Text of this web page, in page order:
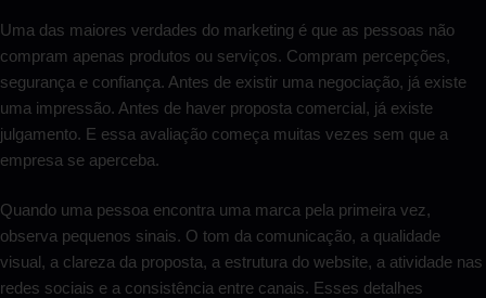
Uma das maiores verdades do marketing é que as pessoas não
compram apenas produtos ou serviços. Compram percepções,
segurança e confiança. Antes de existir uma negociação, já existe
uma impressão. Antes de haver proposta comercial, já existe
julgamento. E essa avaliação começa muitas vezes sem que a
empresa se aperceba.
Quando uma pessoa encontra uma marca pela primeira vez,
observa pequenos sinais. O tom da comunicação, a qualidade
visual, a clareza da proposta, a estrutura do website, a atividade nas
redes sociais e a consistência entre canais. Esses detalhes